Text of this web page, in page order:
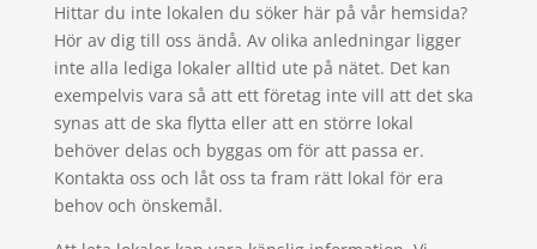
Hittar du inte lokalen du söker här på vår hemsida?
Hör av dig till oss ändå. Av olika anledningar ligger
inte alla lediga lokaler alltid ute på nätet. Det kan
exempelvis vara så att ett företag inte vill att det ska
synas att de ska flytta eller att en större lokal
behöver delas och byggas om för att passa er.
Kontakta oss och låt oss ta fram rätt lokal för era
behov och önskemål.